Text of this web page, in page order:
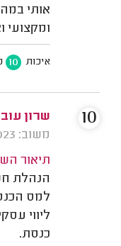
אותי
ומקצועי
איכות 10
שרון
משוב: 18/01/2023
תיאור
הנהלת
למס
ליווי
כנסת.
10